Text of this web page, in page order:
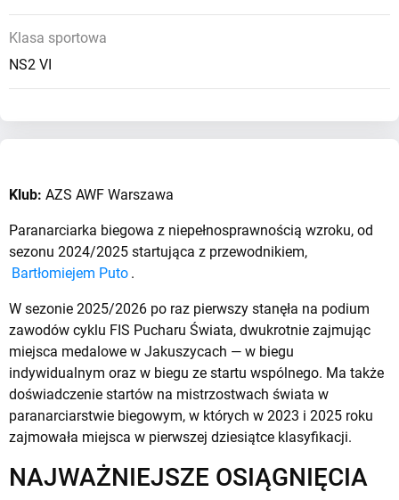
Klasa sportowa
NS2 VI
Klub: AZS AWF Warszawa
Paranarciarka biegowa z niepełnosprawnością wzroku, od
sezonu 2024/2025 startująca z przewodnikiem,
Bartłomiejem Puto .
W sezonie 2025/2026 po raz pierwszy stanęła na podium
zawodów cyklu FIS Pucharu Świata, dwukrotnie zajmując
miejsca medalowe w Jakuszycach — w biegu
indywidualnym oraz w biegu ze startu wspólnego. Ma także
doświadczenie startów na mistrzostwach świata w
paranarciarstwie biegowym, w których w 2023 i 2025 roku
zajmowała miejsca w pierwszej dziesiątce klasyfikacji.
NAJWAŻNIEJSZE OSIĄGNIĘCIA